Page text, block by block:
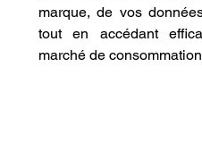
marque, de vos
tout en accédant
marché de